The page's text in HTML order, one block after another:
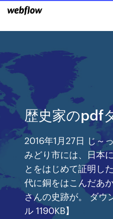
歴史家のpdf
2016年1月27日 じ～
みどり市には、日本
とをはじめて証明し
代に銅をはこんだあ
さんの史跡が。 ダウ
ル 1190KB】